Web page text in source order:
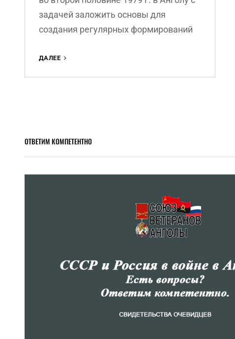
задачей заложить основы для
создания регулярных формирований
ДАЛЕЕ
ВОСПОМИНАНИЯ
РАНГА
ОТВЕТИМ КОМПЕТЕНТНО